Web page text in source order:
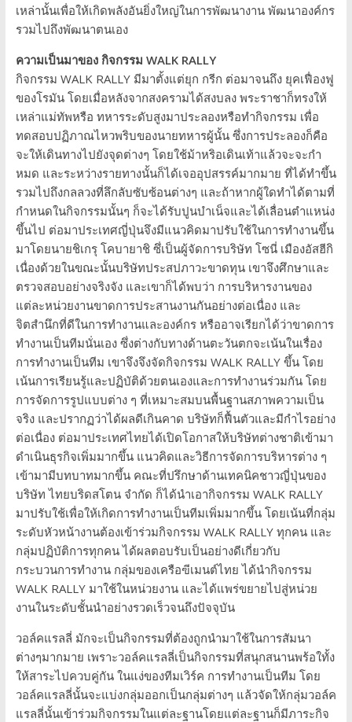
เหล่านั้นเพื่อให้เกิดพลังอันยิ่งใหญ่ในการพัฒนางาน พัฒนาองค์กร
รวมไปถึงพัฒนาตนเอง
ความเป็นมาของ กิจกรรม WALK RALLY
กิจกรรม WALK RALLY มีมาตั้งแต่ยุก กรีก ต่อมาจนถึง ยุคเฟื่องฟู
ของโรมัน โดยเมื่อหลังจากสงครามได้สงบลง พระราชาก็ทรงให้
เหล่าแม่ทัพหรือ ทหารระดับสูงมาประลองหรือทำกิจกรรม เพื่อ
ทดสอบปฏิภาณไหวพริบของนายทหารผู้นั้น ซึ่งการประลองก็คือ
จะให้เดินทางไปยังจุดต่างๆ โดยใช้ม้าหริอเดินเท้าแล้วจะจะกำ
หมด และระหว่างรายทางนั้นก็ได้เจออุปสรรค์มากมาย ที่ได้ทำขึ้น
รวมไปถึงกลลวงที่ลึกลับซับซ้อนต่างๆ และถ้าหากผู้ใดทำได้ตามที่
กำหนดในกิจกรรมนั้นๆ ก็จะได้รับปูนบำเน็จและได้เลื่อนตำแหน่ง
ขึ้นไป ต่อมาประเทศญี่ปุ่นจึงมีแนวคิดมาปรับใช้ในการทำงานขึ้น
มาโดยนายชิเกรุ โคบายาชิ ซึ่เป็นผู้จัดการบริษัท โซนี่ เมืองอัสฮีกิ
เนื่องด้วยในขณะนั้นบริษัทประสปภาวะขาดทุน เขาจึงศึกษาและ
ตรวจสอบอย่างจริงจัง และเขาก็ได้พบว่า การบริหารงานของ
แต่ละหน่วยงานขาดการประสานงานกันอย่างต่อเนื่อง และ
จิตสำนึกที่ดีในการทำงานและองค์กร หรืออาจเรียกได้ว่าขาดการ
ทำงานเป็นทีมนั่นเอง ซึ่งต่างกับทางด้านตะวันตกจะเน้นในเรื่อง
การทำงานเป็นทีม เขาจึงจึงจัดกิจกรรม WALK RALLY ขึ้น โดย
เน้นการเรียนรู้และปฏิบัติด้วยตนเองและการทำงานร่วมกัน โดย
การจัดการรูปแบบต่าง ๆ ที่เหมาะสมบนพื้นฐานสภาพความเป็น
จริง และปรากฏว่าได้ผลดีเกินคาด บริษัทก็ฟื้นตัวและมีกำไรอย่าง
ต่อเนื่อง ต่อมาประเทศไทยได้เปิดโอกาสให้บริษัทต่างชาติเข้ามา
ดำเนินธุรกิจเพิ่มมากขึ้น แนวคิดและวิธีการจัดการบริหารต่าง ๆ
เข้ามามีบทบาทมากขึ้น คณะที่ปรึกษาด้านเทคนิคชาวญี่ปุ่นของ
บริษัท ไทยบริดสโตน จำกัด ก็ได้นำเอากิจกรรม WALK RALLY
มาปรับใช้เพื่อให้เกิดการทำงานเป็นทีมเพิ่มมากขึ้น โดยเน้นที่กลุ่ม
ระดับหัวหน้างานต้องเข้าร่วมกิจกรรม WALK RALLY ทุกคน และ
กลุ่มปฏิบัติการทุกคน ได้ผลตอบรับเป็นอย่างดีเกี่ยวกับ
กระบวนการทำงาน กลุ่มของเครือฃีเมนต์ไทย ได้นำกิจกรรม
WALK RALLY มาใช้ในหน่วยงาน และได้แพร่ขยายไปสู่หน่วย
งานในระดับชั้นนำอย่างรวดเร็วจนถึงปัจจุบัน
วอล์คแรลลี่ มักจะเป็นกิจกรรมที่ต้องถูกนำมาใช้ในการสัมนา
ต่างๆมากมาย เพราะวอล์คแรลลี่เป็นกิจกรรมที่สนุกสนานพร้อใทั้ง
ให้สาระไปควบคู่กัน ในแง่ของทีมเวิร์ค การทำงานเป็นทีม โดย
วอล์คแรลลี่นั้นจะแบ่งกลุ่มออกเป็นกลุ่มต่างๆ แล้วจัดให้กลุ่มวอล์ค
แรลลี่นั้นเข้าร่วมกิจกรรมในแต่ละฐานโดยแต่ละฐานก็มีภาระกิจ